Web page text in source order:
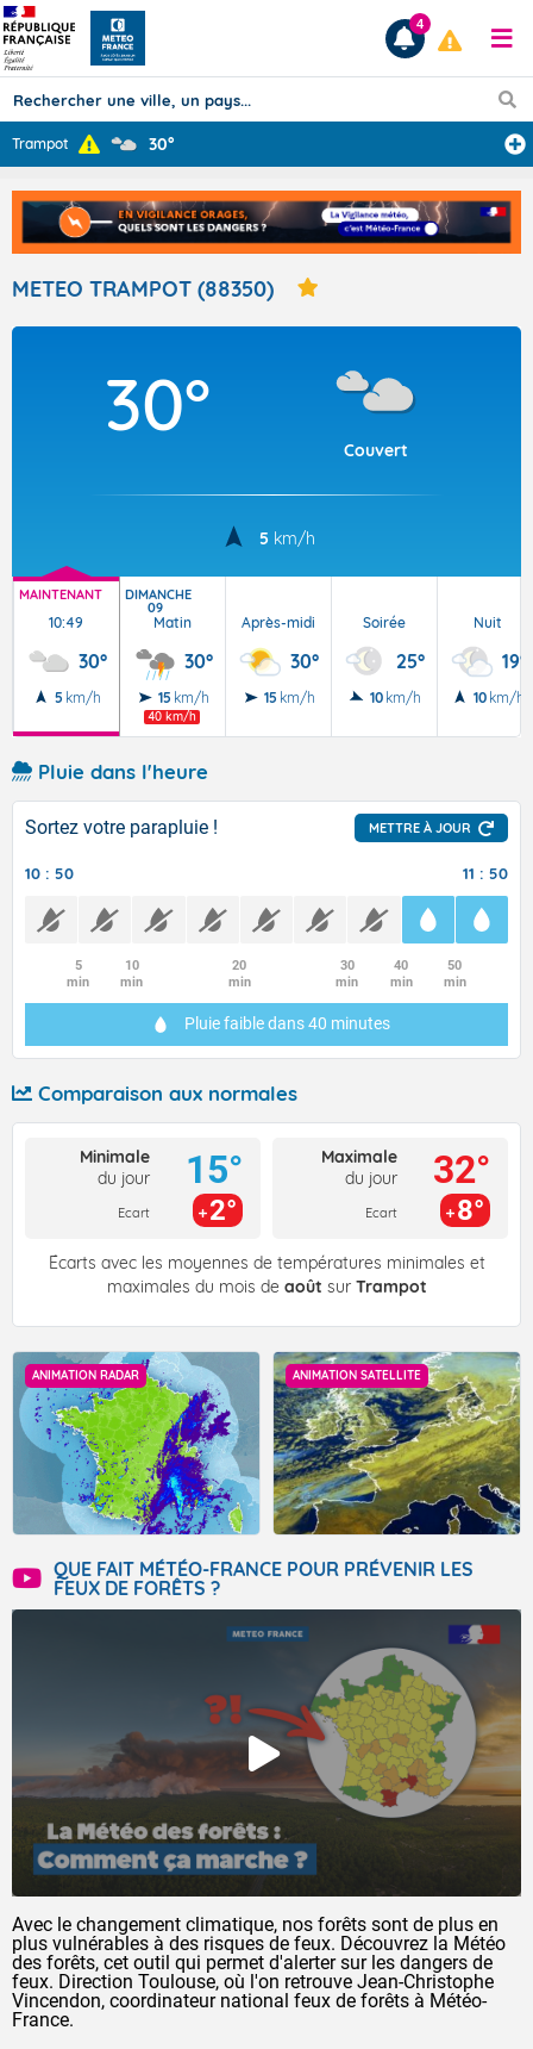
Prévisions
TOUS LES RÉSULTATS
Articles
4
Trampot 30°
METEO TRAMPOT (88350)
30°
Couvert
5 km/h
MAINTENANT
10:49
30°
5 km/h
DIMANCHE
09
Matin
30°
15 km/h
40 km/h
Après-midi
30°
15 km/h
Soirée
25°
10 km/h
Nuit
19°
10 km/h
Pluie dans l'heure
Sortez votre parapluie ! METTRE À JOUR
10 : 50 11 : 50
5
min
10
min
20
min
30
min
40
min
50
min
Pluie faibledans 40 minutes
Comparaison aux normales
Minimale
du jour
Ecart
15°
2°
Maximale
du jour
Ecart
32°
8°
Écarts avec les moyennes de températures minimales et
maximales du mois de août sur Trampot
ANIMATION RADAR ANIMATION SATELLITE
QUE FAIT MÉTÉO-FRANCE POUR PRÉVENIR LES
FEUX DE FORÊTS ?
Avec le changement climatique, nos forêts sont de plus en
plus vulnérables à des risques de feux. Découvrez la Météo
des forêts, cet outil qui permet d'alerter sur les dangers de
feux. Direction Toulouse, où l'on retrouve Jean-Christophe
Vincendon, coordinateur national feux de forêts à Météo-
France.